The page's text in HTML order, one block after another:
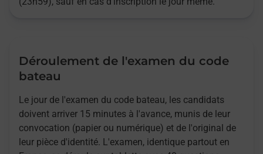
Déroulement de l'examen du code
bateau
Le jour de l'examen du code bateau, les candidats
doivent arriver 15 minutes à l'avance, munis de leur
convocation (papier ou numérique) et de l'original de
leur pièce d'identité. L'examen, identique partout en